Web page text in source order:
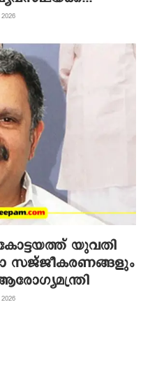
യുവതി
സജ്ജീകരണങ്ങളും